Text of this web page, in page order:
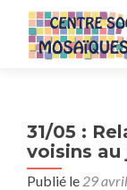
31/05 :
voisins
Publié le 29